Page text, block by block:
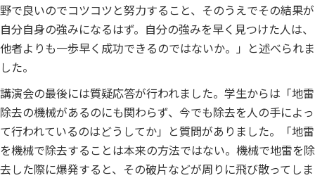
野で良いのでコツコツと努力すること、そのうえでその結果が
自分自身の強みになるはず。自分の強みを早く見つけた人は、
他者よりも一歩早く成功できるのではないか。」と述べられま
した。
講演会の最後には質疑応答が行われました。学生からは「地雷
除去の機械があるのにも関わらず、今でも除去を人の手によっ
て行われているのはどうしてか」と質問がありました。「地雷
を機械で除去することは本来の方法ではない。機械で地雷を除
去した際に爆発すると、その破片などが周りに飛び散ってしま